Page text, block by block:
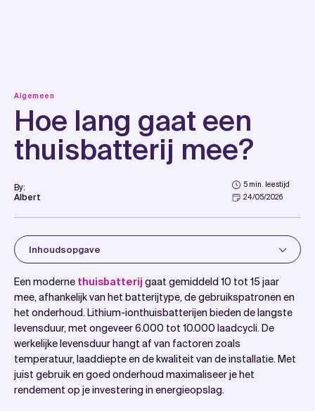
Algemeen
Hoe lang gaat een
thuisbatterij mee?
By:
Albert
5 min. leestijd
24/05/2026
Inhoudsopgave
Wat bepaalt hoe lang een thuisbatterij meegaat?
Hoeveel jaar gaat een lithium-thuisbatterij gemiddeld
mee?
Hoe kun je de levensduur van je thuisbatterij
verlengen?
Wanneer moet je een thuisbatterij vervangen?
Een moderne thuisbatterij gaat gemiddeld 10 tot 15 jaar
mee, afhankelijk van het batterijtype, de gebruikspatronen en
het onderhoud. Lithium-ionthuisbatterijen bieden de langste
levensduur, met ongeveer 6.000 tot 10.000 laadcycli. De
werkelijke levensduur hangt af van factoren zoals
temperatuur, laaddiepte en de kwaliteit van de installatie. Met
juist gebruik en goed onderhoud maximaliseer je het
rendement op je investering in energieopslag.